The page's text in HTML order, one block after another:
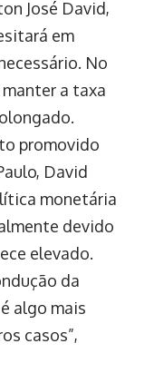
José David,
em
No
a taxa
promovido
David
monetária
devido
elevado.
da
algo mais
casos”,